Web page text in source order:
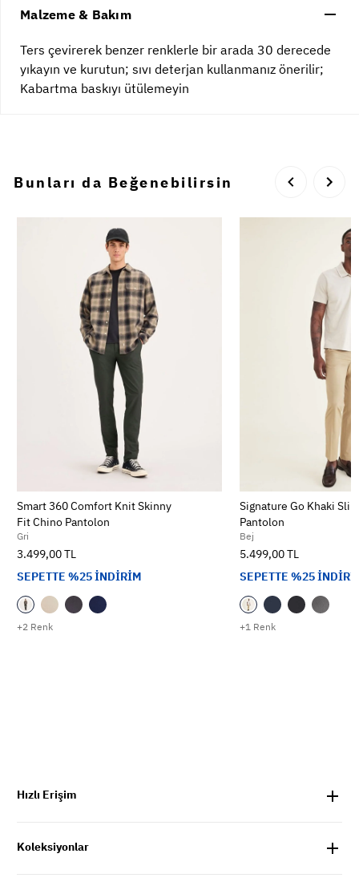
Malzeme & Bakım
Ters çevirerek benzer renklerle bir arada 30 derecede
yıkayın ve kurutun; sıvı deterjan kullanmanız önerilir;
Kabartma baskıyı ütülemeyin
Bunları da Beğenebilirsin
+2 Renk
Smart 360 Comfort Knit Skinny
Fit Chino Pantolon
Gri
3.499,00 TL
SEPETTE %25 İNDİRİM
+1 Renk
Signature Go Khaki
Pantolon
Bej
5.499,00 TL
SEPETTE %25
Hızlı Erişim
Koleksiyonlar